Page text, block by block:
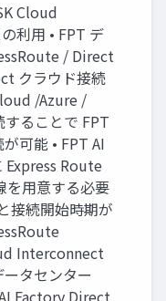
Cloud
利⽤ • FPT デ
/ Direct
クラウド接続
/Azure /
することで FPT
可能 • FPT AI
Express Route
を⽤意する必要
接続開始時期が
Interconnect
タセンター